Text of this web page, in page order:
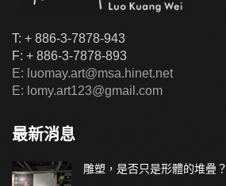
T: + 886-3-7878-943
F: + 886-3-7878-893
E: luomay.art@msa.hinet.net
E: lomy.art123@gmail.com
最新消息
雕塑，是否只是形體的堆疊？